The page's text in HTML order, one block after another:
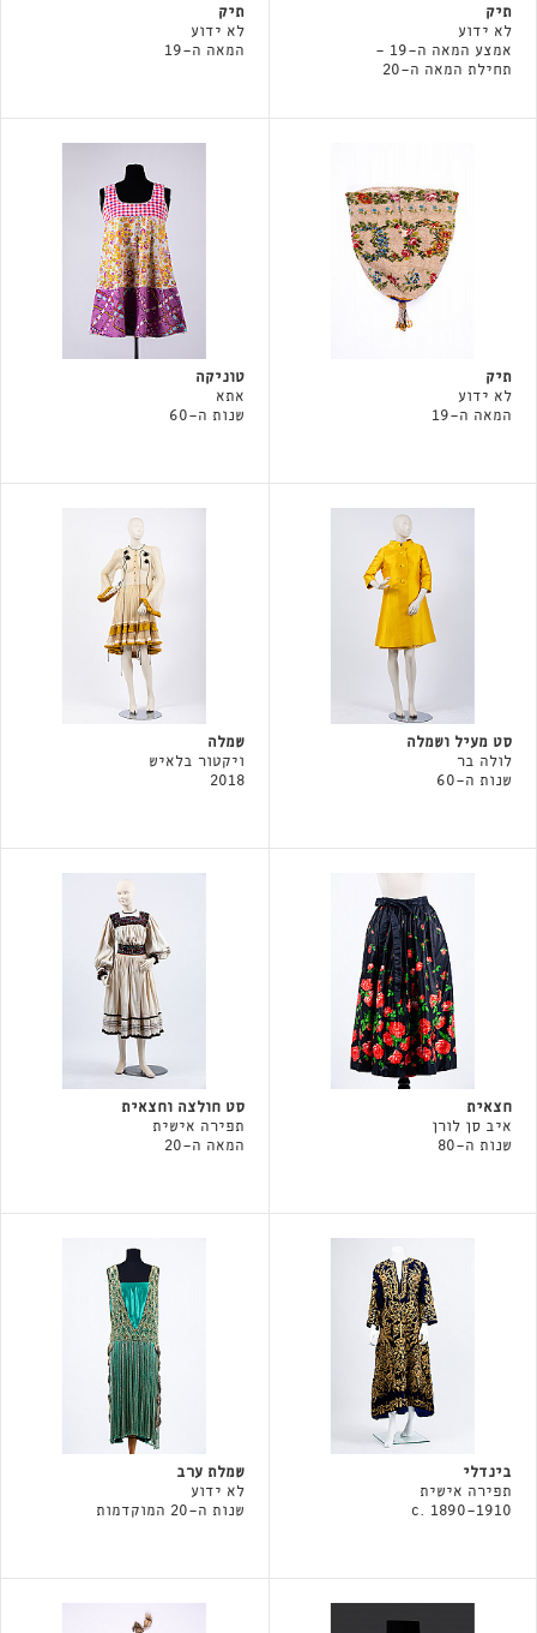
תיק
לא ידוע
אמצע המאה ה-19 -
תחילת המאה ה-20
תיק
לא ידוע
המאה ה-19
תיק
לא ידוע
המאה ה-19
טוניקה
אתא
שנות ה-60
סט מעיל ושמלה
לולה בר
שנות ה-60
שמלה
ויקטור בלאיש
2018
חצאית
איב סן לורן
שנות ה-80
סט חולצה וחצאית
תפירה אישית
המאה ה-20
בינדלי
תפירה אישית
c. 1890-1910
שמלת ערב
לא ידוע
שנות ה-20 המוקדמות